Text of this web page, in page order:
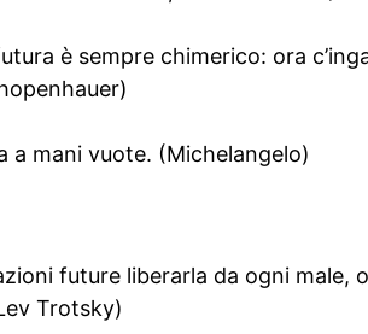
è sempre chimerico: ora
a mani vuote. (Michelangelo)
future liberarla da ogni male,
Trotsky)